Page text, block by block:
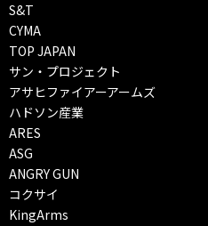
S&T
CYMA
TOP JAPAN
サン・プロジェクト
アサヒファイアーアームズ
ハドソン産業
ARES
ASG
ANGRY GUN
コクサイ
KingArms